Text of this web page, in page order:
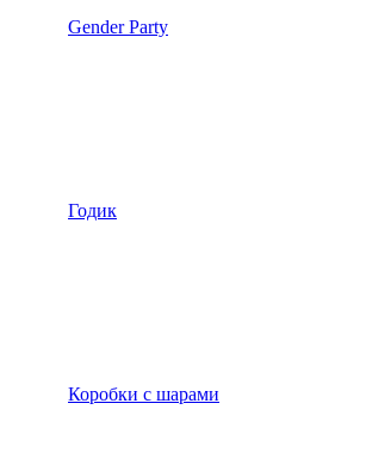
Gender Party
Годик
Коробки с шарами